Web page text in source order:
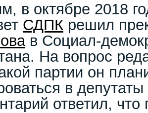
в октябре 2018
СДПК решил
в Социал-
На вопрос
партии он
в
ответил, что